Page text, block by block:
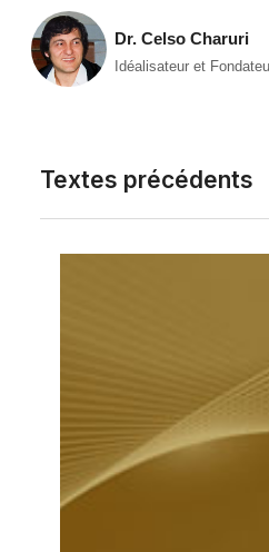
Dr. Celso Charuri
Idéalisateur et
Textes précédents